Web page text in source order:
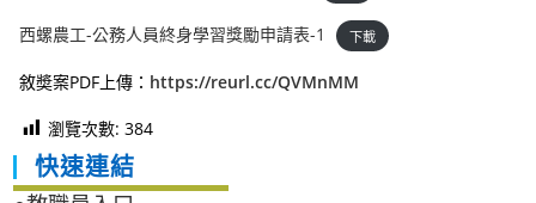
西螺農工-公務人員終身學習獎勵申請表-1 下載
敘奬案PDF上傳： https://reurl.cc/QVMnMM
瀏覽次數: 384
快速連結